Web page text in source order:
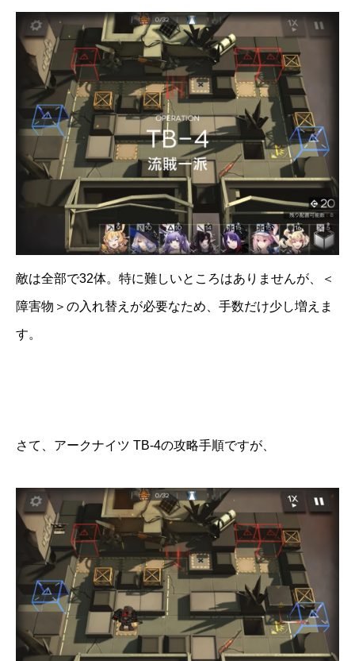
敵は全部で32体。特に難しいところはありませんが、＜
障害物＞の入れ替えが必要なため、手数だけ少し増えま
す。
さて、アークナイツ TB-4の攻略手順ですが、